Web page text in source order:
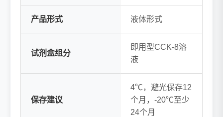
产品形式 液体形式
试剂盒组分
即用型CCK-8溶
液
保存建议
4℃，避光保存12
个月，-20℃至少
24个月